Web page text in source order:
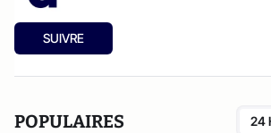
SUIVRE
POPULAIRES 24